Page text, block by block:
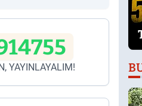
YAYINLAYALIM!